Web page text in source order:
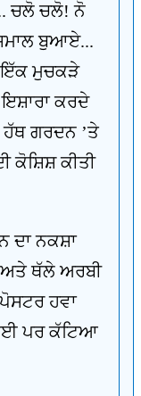
ਚਲੋ ਚਲੋ! ਨੋ
ਬੁਆਏ...
ਇੱਕ ਮੁਚਕੜੇ
ਕਰਦੇ
ਹੱਥ ਗਰਦਨ ’ਤੇ
ਕੋਸ਼ਿਸ਼ ਕੀਤੀ
ਦਾ ਨਕਸ਼ਾ
ਥੱਲੇ ਅਰਬੀ
ਹਵਾ
ਪਰ ਕੱਟਿਆ